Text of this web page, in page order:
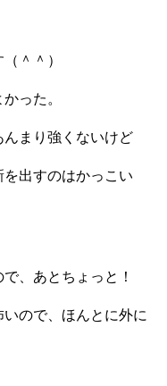
＾＾）
った。
まり強くないけど
出すのはかっこい
、あとちょっと！
ので、ほんとに外に